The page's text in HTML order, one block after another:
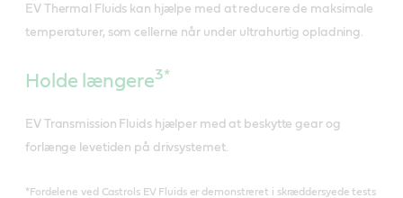
EV Thermal Fluids kan hjælpe med at reducere de maksimale
temperaturer, som cellerne når under ultrahurtig opladning.
Holde længere3*
EV Transmission Fluids hjælper med at beskytte gear og
forlænge levetiden på drivsystemet.
*Fordelene ved Castrols EV Fluids er demonstreret i skræddersyede tests